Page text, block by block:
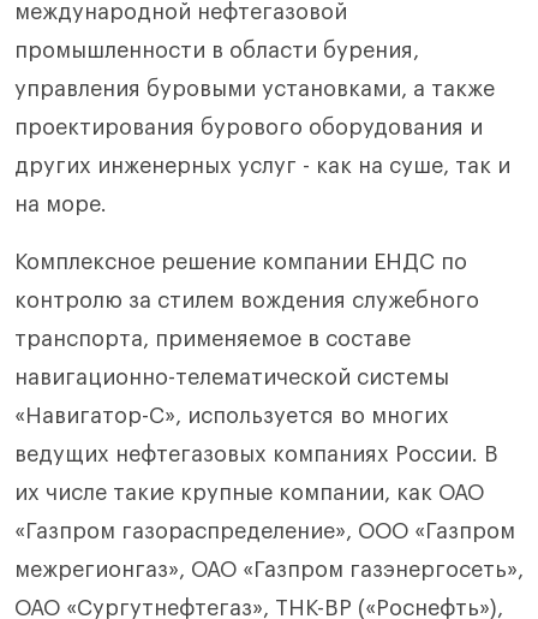
международной нефтегазовой
промышленности в области бурения,
управления буровыми установками, а также
проектирования бурового оборудования и
других инженерных услуг - как на суше, так и
на море.
Комплексное решение компании ЕНДС по
контролю за стилем вождения служебного
транспорта, применяемое в составе
навигационно-телематической системы
«Навигатор-С», используется во многих
ведущих нефтегазовых компаниях России. В
их числе такие крупные компании, как ОАО
«Газпром газораспределение», ООО «Газпром
межрегионгаз», ОАО «Газпром газэнергосеть»,
ОАО «Сургутнефтегаз», ТНК-BP («Роснефть»),